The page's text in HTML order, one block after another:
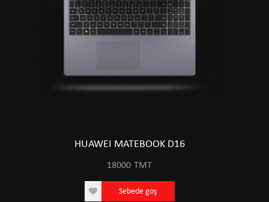
HUAWEI MATEBOOK D16
18000 TMT
Sebede goş